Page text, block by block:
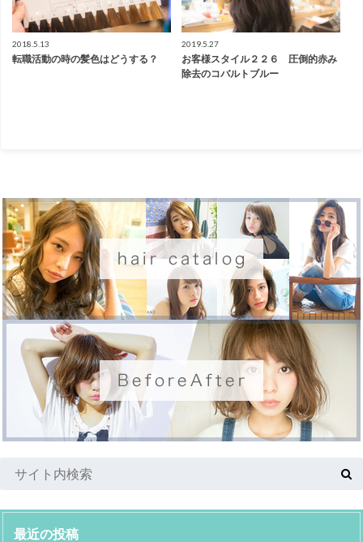
2018.5.13
転職活動の時の髪色はどうする？
2019.5.27
お客様スタイル２２６ 圧倒的赤み
除去のコバルトブルー
最近の投稿